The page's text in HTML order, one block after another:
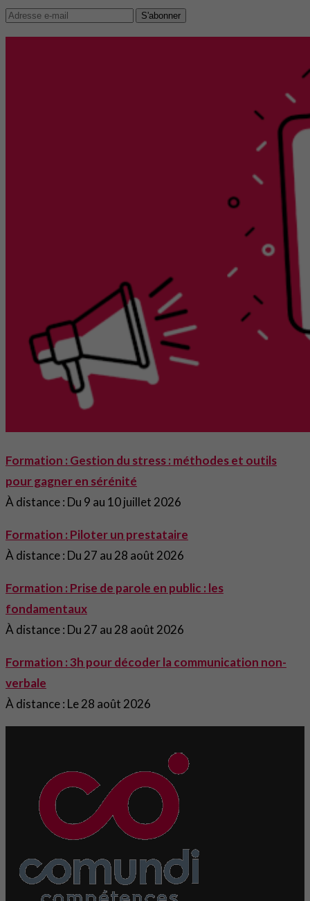
S'abonner
Formation : Gestion du stress : méthodes et outils
pour gagner en sérénité
À distance : Du 9 au 10 juillet 2026
Formation : Piloter un prestataire
À distance : Du 27 au 28 août 2026
Formation : Prise de parole en public : les
fondamentaux
À distance : Du 27 au 28 août 2026
Formation : 3h pour décoder la communication non-
verbale
À distance : Le 28 août 2026